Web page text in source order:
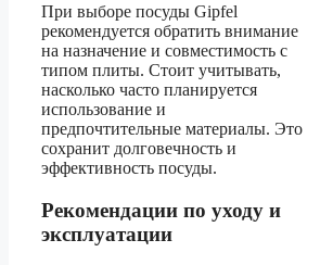
При выборе посуды Gipfel
рекомендуется обратить внимание
на назначение и совместимость с
типом плиты. Стоит учитывать,
насколько часто планируется
использование и
предпочтительные материалы. Это
сохранит долговечность и
эффективность посуды.
Рекомендации по уходу и
эксплуатации